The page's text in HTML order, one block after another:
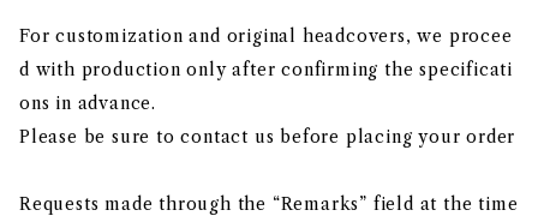
For customization and original headcovers, we procee
d with production only after confirming the specificati
ons in advance.
Please be sure to contact us before placing your order
Requests made through the “Remarks” field at the time